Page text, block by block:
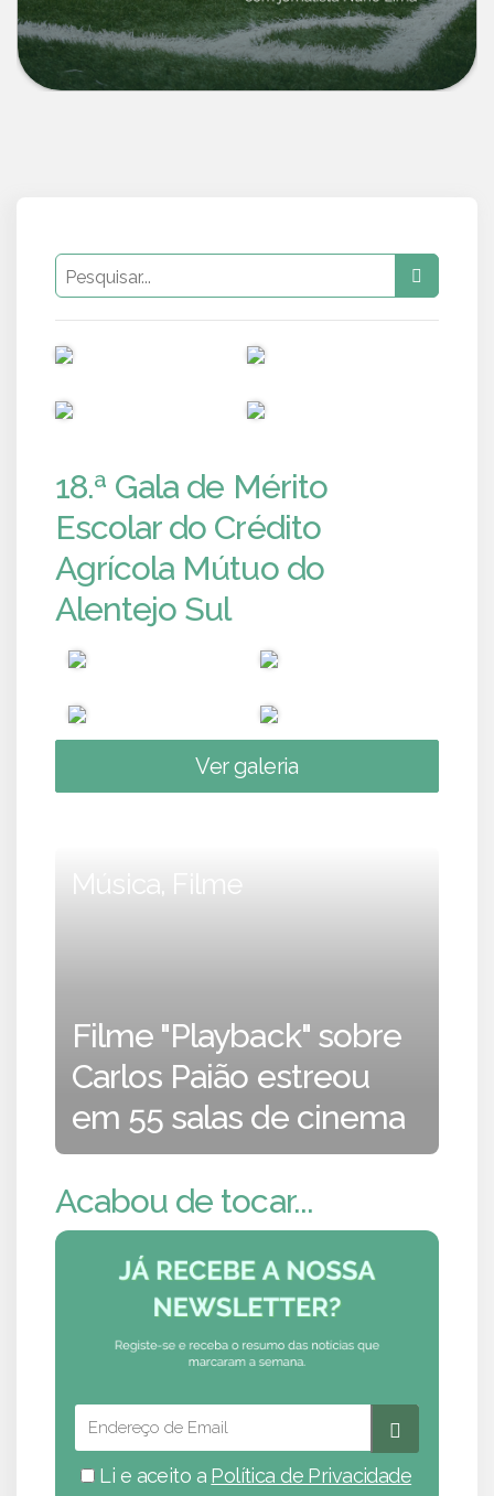
18.ª Gala de Mérito
Escolar do Crédito
Agrícola Mútuo do
Alentejo Sul
Ver galeria
Música, Filme
Filme "Playback" sobre
Carlos Paião estreou
em 55 salas de cinema
Acabou de tocar...
Li e aceito a Política de Privacidade